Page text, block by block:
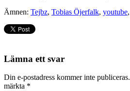
Ämnen: Tejbz, Tobias Öjerfalk, youtube,
Lämna ett svar
Din e-postadress kommer inte publiceras.
märkta *